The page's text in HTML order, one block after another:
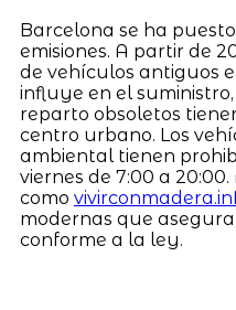
Barcelona se ha
emisiones. A partir de
de vehículos antiguos
influye en el
reparto obsoletos
centro urbano. Los
ambiental tienen
viernes de 7:00 a
como
modernas que
conforme a la ley.